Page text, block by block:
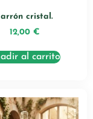
cristal.
12,00 €
al carrito